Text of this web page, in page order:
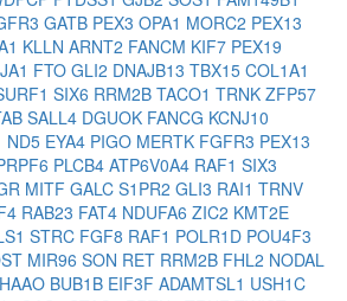
GATB PEX3 OPA1 MORC2 PEX13
KLLN ARNT2 FANCM KIF7 PEX19
FTO GLI2 DNAJB13 TBX15 COL1A1
SIX6 RRM2B TACO1 TRNK ZFP57
SALL4 DGUOK FANCG KCNJ10
ND5 EYA4 PIGO MERTK FGFR3 PEX13
PLCB4 ATP6V0A4 RAF1 SIX3
MITF GALC S1PR2 GLI3 RAI1 TRNV
RAB23 FAT4 NDUFA6 ZIC2 KMT2E
STRC FGF8 RAF1 POLR1D POU4F3
MIR96 SON RET RRM2B FHL2 NODAL
HAAO BUB1B EIF3F ADAMTSL1 USH1C